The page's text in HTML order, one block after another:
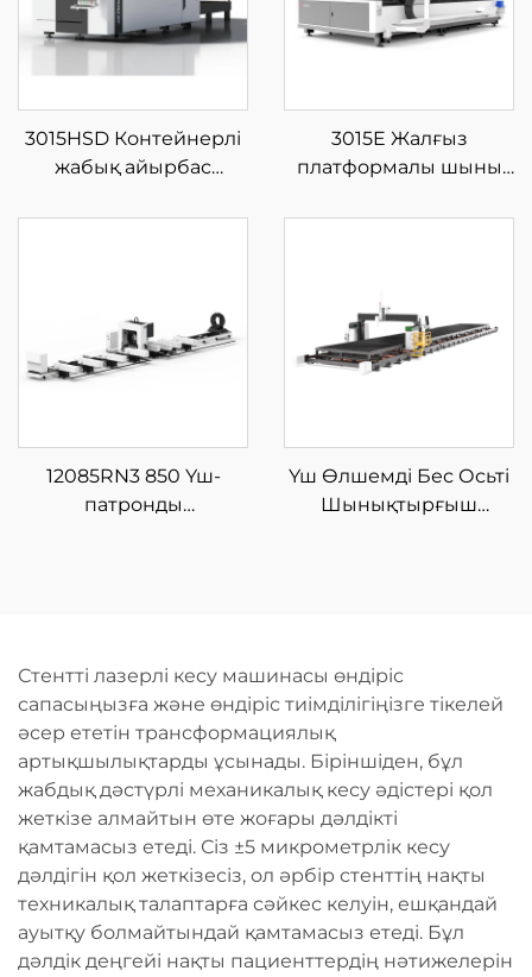
3015HSD Контейнерлі
жабық айырбас
талшықты лазерлі кесу
3015E Жалғыз
платформалы шыны
машинасы
12085RN3 850 Үш-
патронды
Үш Өлшемді Бес Осьті
Шынықтырғыш
Стентті лазерлі кесу машинасы өндіріс
сапасыңызға және өндіріс тиімділігіңізге тікелей
әсер ететін трансформациялық
артықшылықтарды ұсынады. Біріншіден, бұл
жабдық дәстүрлі механикалық кесу әдістері қол
жеткізе алмайтын өте жоғары дәлдікті
қамтамасыз етеді. Сіз ±5 микрометрлік кесу
дәлдігін қол жеткізесіз, ол әрбір стенттің нақты
техникалық талаптарға сәйкес келуін, ешқандай
ауытқу болмайтындай қамтамасыз етеді. Бұл
дәлдік деңгейі нақты пациенттердің нәтижелерін